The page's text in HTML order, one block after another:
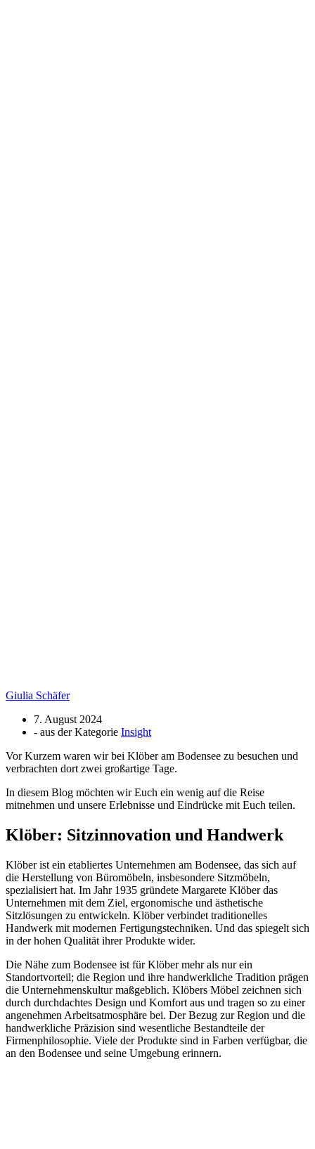
Giulia Schäfer
7. August 2024
- aus der Kategorie Insight
Vor Kurzem waren wir bei Klöber am Bodensee zu besuchen und
verbrachten dort zwei großartige Tage.
In diesem Blog möchten wir Euch ein wenig auf die Reise
mitnehmen und unsere Erlebnisse und Eindrücke mit Euch teilen.
Klöber: Sitzinnovation und Handwerk
Klöber ist ein etabliertes Unternehmen am Bodensee, das sich auf
die Herstellung von Büromöbeln, insbesondere Sitzmöbeln,
spezialisiert hat. Im Jahr 1935 gründete Margarete Klöber das
Unternehmen mit dem Ziel, ergonomische und ästhetische
Sitzlösungen zu entwickeln. Klöber verbindet traditionelles
Handwerk mit modernen Fertigungstechniken. Und das spiegelt sich
in der hohen Qualität ihrer Produkte wider.
Die Nähe zum Bodensee ist für Klöber mehr als nur ein
Standortvorteil; die Region und ihre handwerkliche Tradition prägen
die Unternehmenskultur maßgeblich. Klöbers Möbel zeichnen sich
durch durchdachtes Design und Komfort aus und tragen so zu einer
angenehmen Arbeitsatmosphäre bei. Der Bezug zur Region und die
handwerkliche Präzision sind wesentliche Bestandteile der
Firmenphilosophie. Viele der Produkte sind in Farben verfügbar, die
an den Bodensee und seine Umgebung erinnern.